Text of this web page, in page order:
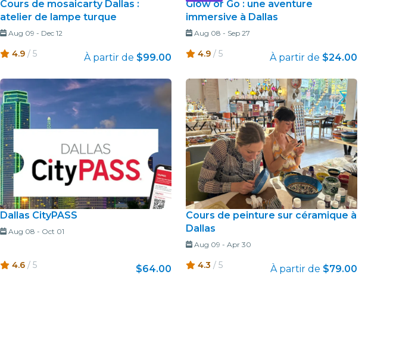
Cours de mosaicarty Dallas :
atelier de lampe turque
Aug 09 - Dec 12
4.9 / 5 À partir de $99.00
Glow or Go : une aventure
immersive à Dallas
Aug 08 - Sep 27
4.9 / 5 À partir de $24.00
Dallas CityPASS
Aug 08 - Oct 01
4.6 / 5 $64.00
Cours de peinture sur céramique à
Dallas
Aug 09 - Apr 30
4.3 / 5 À partir de $79.00